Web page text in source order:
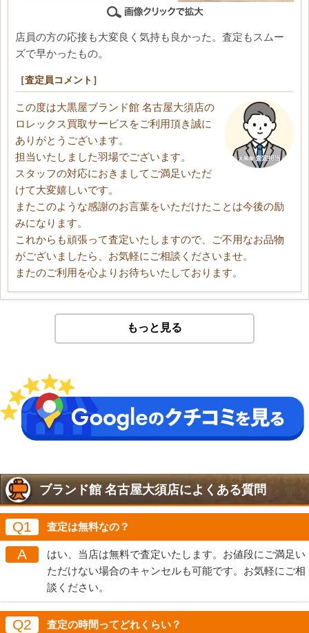
店員の方の応接も大変良く気持も良かった。査定もスムー
ズで早かったもの。
［査定員コメント］
この度は大黒屋ブランド館 名古屋大須店の
ロレックス買取サービスをご利用頂き誠に
ありがとうございます。
担当いたしました羽場でございます。
スタッフの対応におきましてご満足いただ
けて大変嬉しいです。
またこのような感謝のお言葉をいただけたことは今後の励
みになります。
これからも頑張って査定いたしますので、ご不用なお品物
がございましたら、お気軽にご相談くださいませ。
またのご利用を心よりお待ちいたしております。
もっと見る
ブランド館 名古屋大須店によくある質問
Q1 査定は無料なの？
A
はい、当店は無料で査定いたします。お値段にご満足い
ただけない場合のキャンセルも可能です。お気軽にご相
談ください。
Q2 査定の時間ってどれくらい？